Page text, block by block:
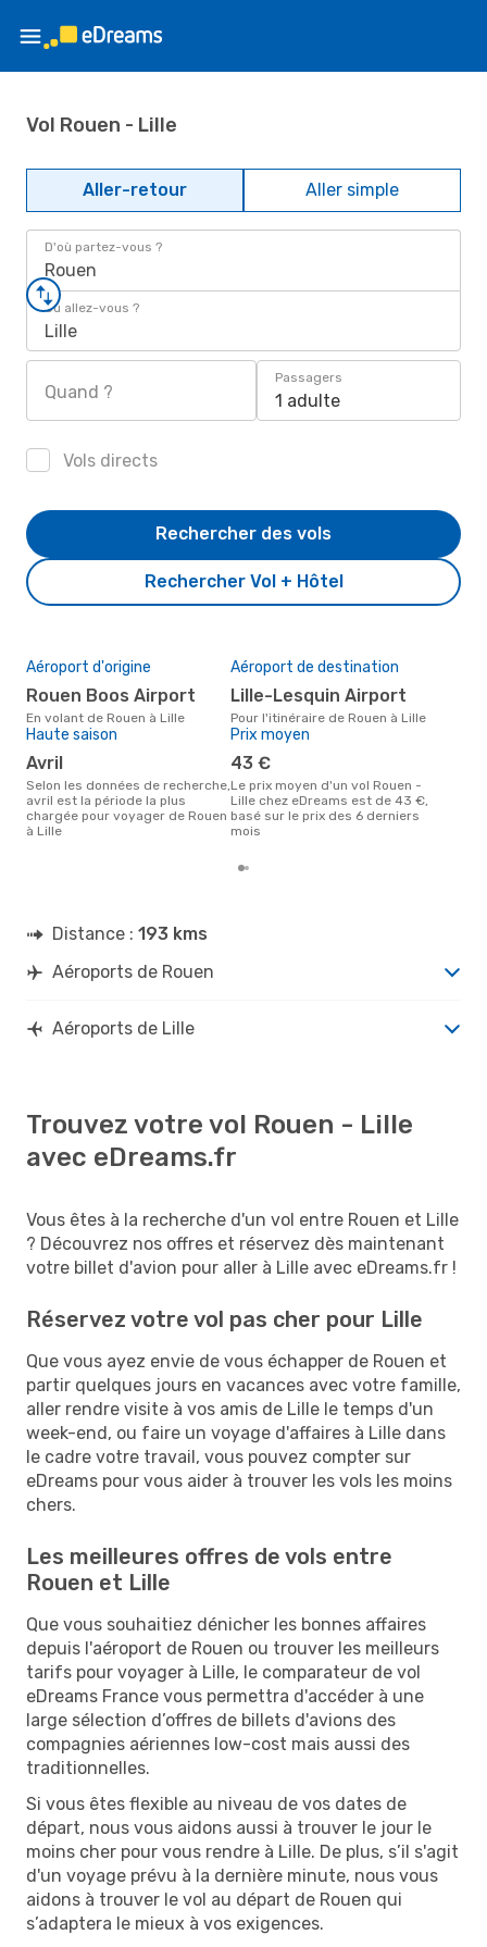
Vol Rouen - Lille
Aller-retour Aller simple
D'où partez-vous ?
Rouen
Où allez-vous ?
Lille
Quand ?
Passagers
1 adulte
Vols directs
Rechercher Vol + Hôtel
Rechercher des vols
Aéroport d'origine
Rouen Boos Airport
En volant de Rouen à Lille
Aéroport de destination
Lille-Lesquin Airport
Pour l'itinéraire de Rouen à Lille
Haute saison
avril
Selon les données de recherche,
avril est la période la plus
chargée pour voyager de Rouen
à Lille
Prix moyen
43 €
Le prix moyen d'un vol Rouen -
Lille chez eDreams est de 43 €,
basé sur le prix des 6 derniers
mois
Distance : 193 kms
Aéroports de Rouen
Aéroports de Lille
Trouvez votre vol Rouen - Lille
avec eDreams.fr
Vous êtes à la recherche d'un vol entre Rouen et Lille
? Découvrez nos offres et réservez dès maintenant
votre billet d'avion pour aller à Lille avec eDreams.fr !
Réservez votre vol pas cher pour Lille
Que vous ayez envie de vous échapper de Rouen et
partir quelques jours en vacances avec votre famille,
aller rendre visite à vos amis de Lille le temps d'un
week-end, ou faire un voyage d'affaires à Lille dans
le cadre votre travail, vous pouvez compter sur
eDreams pour vous aider à trouver les vols les moins
chers.
Les meilleures offres de vols entre
Rouen et Lille
Que vous souhaitiez dénicher les bonnes affaires
depuis l'aéroport de Rouen ou trouver les meilleurs
tarifs pour voyager à Lille, le comparateur de vol
eDreams France vous permettra d'accéder à une
large sélection d’offres de billets d'avions des
compagnies aériennes low-cost mais aussi des
traditionnelles.
Si vous êtes flexible au niveau de vos dates de
départ, nous vous aidons aussi à trouver le jour le
moins cher pour vous rendre à Lille. De plus, s’il s'agit
d'un voyage prévu à la dernière minute, nous vous
aidons à trouver le vol au départ de Rouen qui
s’adaptera le mieux à vos exigences.